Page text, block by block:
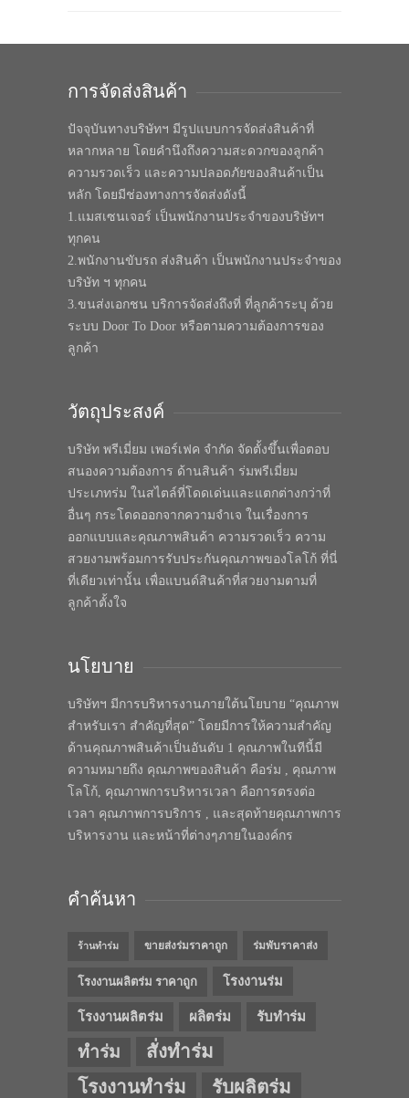
การจัดส่งสินค้า
ปัจจุบันทางบริษัทฯ มีรูปแบบการจัดส่งสินค้าที่
หลากหลาย โดยคำนึงถึงความสะดวกของลูกค้า
ความรวดเร็ว และความปลอดภัยของสินค้าเป็น
หลัก โดยมีช่องทางการจัดส่งดังนี้
1.แมสเซนเจอร์ เป็นพนักงานประจำของบริษัทฯ
ทุกคน
2.พนักงานขับรถ ส่งสินค้า เป็นพนักงานประจำของ
บริษัท ฯ ทุกคน
3.ขนส่งเอกชน บริการจัดส่งถึงที่ ที่ลูกค้าระบุ ด้วย
ระบบ Door To Door หรือตามความต้องการของ
ลูกค้า
วัตถุประสงค์
บริษัท พรีเมี่ยม เพอร์เฟค จำกัด จัดตั้งขึ้นเพื่อตอบ
สนองความต้องการ ด้านสินค้า ร่มพรีเมี่ยม
ประเภทร่ม ในสไตล์ที่โดดเด่นและแตกต่างกว่าที่
อื่นๆ กระโดดออกจากความจำเจ ในเรื่องการ
ออกแบบและคุณภาพสินค้า ความรวดเร็ว ความ
สวยงามพร้อมการรับประกันคุณภาพของโลโก้ ที่นี่
ที่เดียวเท่านั้น เพื่อแบนด์สินค้าที่สวยงามตามที่
ลูกค้าตั้งใจ
นโยบาย
บริษัทฯ มีการบริหารงานภายใต้นโยบาย “คุณภาพ
สำหรับเรา สำคัญที่สุด” โดยมีการให้ความสำคัญ
ด้านคุณภาพสินค้าเป็นอันดับ 1 คุณภาพในทีนี้มี
ความหมายถึง คุณภาพของสินค้า คือร่ม , คุณภาพ
โลโก้, คุณภาพการบริหารเวลา คือการตรงต่อ
เวลา คุณภาพการบริการ , และสุดท้ายคุณภาพการ
บริหารงาน และหน้าที่ต่างๆภายในองค์กร
คำค้นหา
ร้านทำร่ม ขายส่งร่มราคาถูก ร่มพับราคาส่ง
โรงงานผลิตร่ม ราคาถูก โรงงานร่ม
โรงงานผลิตร่ม ผลิตร่ม รับทำร่ม
ทำร่ม
สั่งทำร่ม
โรงงานทำร่ม
รับผลิตร่ม